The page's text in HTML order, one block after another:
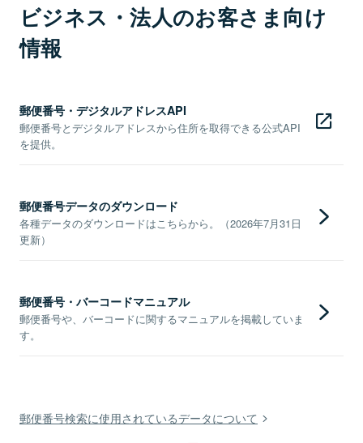
ビジネス・法人のお客さま向け
情報
郵便番号・デジタルアドレスAPI
郵便番号とデジタルアドレスから住所を取得できる公式API
を提供。
郵便番号データのダウンロード
各種データのダウンロードはこちらから。（2026年7月31日
更新）
郵便番号・バーコードマニュアル
郵便番号や、バーコードに関するマニュアルを掲載していま
す。
郵便番号検索に使用されているデータについて